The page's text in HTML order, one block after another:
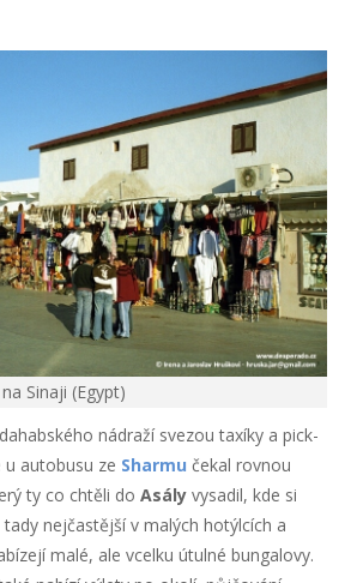
Sinaji (Egypt)
nádraží svezou taxíky a pick-
autobusu ze Sharmu čekal rovnou
ty co chtěli do Asály vysadil, kde si
nejčastější v malých hotýlcích a
malé, ale vcelku útulné bungalovy.